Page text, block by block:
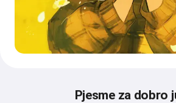
Pjesme za dobro